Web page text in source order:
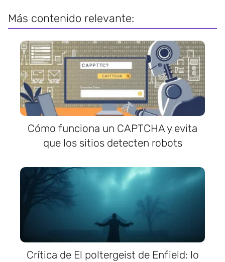
Más contenido relevante:
Cómo funciona un CAPTCHA y evita
que los sitios detecten robots
Crítica de El poltergeist de Enfield: lo